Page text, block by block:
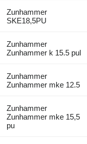
Zunhammer
SKE18,5PU
Zunhammer
Zunhammer k 15.5 pul
Zunhammer
Zunhammer mke 12.5
Zunhammer
Zunhammer mke 15,5
pu